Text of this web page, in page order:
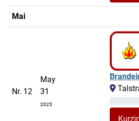
Mai
Nr. 12
May
31
2025